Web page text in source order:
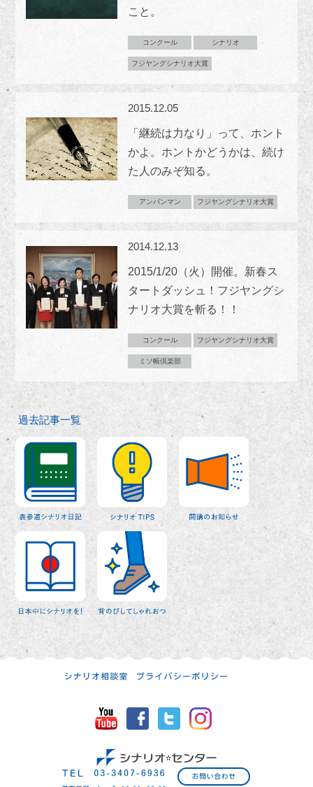
こと。
コンクール シナリオ
フジヤングシナリオ大賞
2015.12.05
「継続は力なり」って、ホント
かよ。ホントかどうかは、続け
た人のみぞ知る。
アンパンマン フジヤングシナリオ大賞
2014.12.13
2015/1/20（火）開催。新春ス
タートダッシュ！フジヤングシ
ナリオ大賞を斬る！！
コンクール フジヤングシナリオ大賞
ミソ帳倶楽部
過去記事一覧